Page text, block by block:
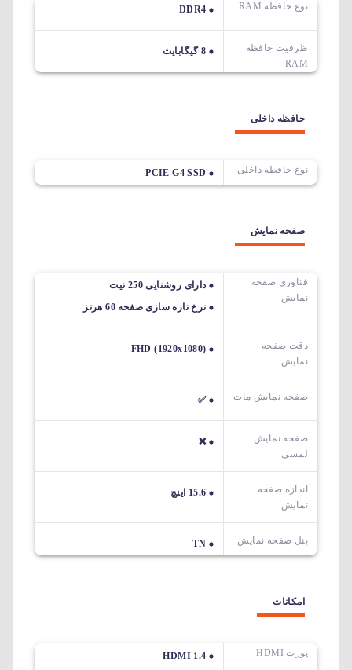
نوع حافظه RAM DDR4
ظرفیت حافظه
RAM
8 گیگابایت
حافظه داخلی
نوع حافظه داخلی PCIE G4 SSD
صفحه نمایش
فناوری صفحه
نمایش
دارای روشنایی 250 نیت
نرخ تازه سازی صفحه 60 هرتز
دقت صفحه
نمایش
FHD (1920x1080)
صفحه نمایش مات ✅
صفحه نمایش
لمسی
❌
اندازه صفحه
نمایش
15.6 اینچ
پنل صفحه نمایش TN
امکانات
پورت HDMI HDMI 1.4